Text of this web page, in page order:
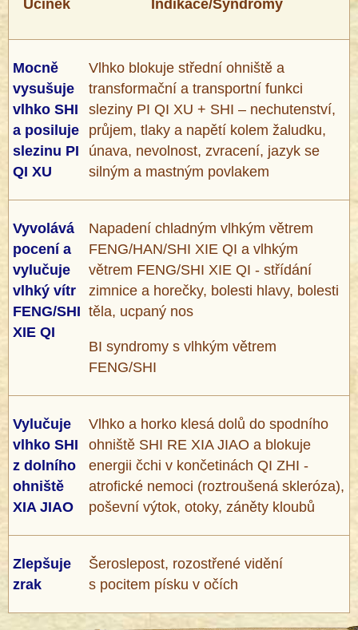
Účinek Indikace/Syndromy
Mocně
vysušuje
vlhko SHI
a posiluje
slezinu PI
QI XU
Vlhko blokuje střední ohniště a
transformační a transportní funkci
sleziny PI QI XU + SHI – nechutenství,
průjem, tlaky a napětí kolem žaludku,
únava, nevolnost, zvracení, jazyk se
silným a mastným povlakem
Vyvolává
pocení a
vylučuje
vlhký vítr
FENG/SHI
XIE QI
Napadení chladným vlhkým větrem
FENG/HAN/SHI XIE QI a vlhkým
větrem FENG/SHI XIE QI - střídání
zimnice a horečky, bolesti hlavy, bolesti
těla, ucpaný nos
BI syndromy s vlhkým větrem
FENG/SHI
Vylučuje
vlhko SHI
z dolního
ohniště
XIA JIAO
Vlhko a horko klesá dolů do spodního
ohniště SHI RE XIA JIAO a blokuje
energii čchi v končetinách QI ZHI -
atrofické nemoci (roztroušená skleróza),
poševní výtok, otoky, záněty kloubů
Zlepšuje
zrak
Šeroslepost, rozostřené vidění
s pocitem písku v očích